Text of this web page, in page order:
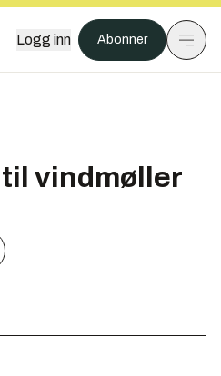
Logg inn Abonner
vindmøller